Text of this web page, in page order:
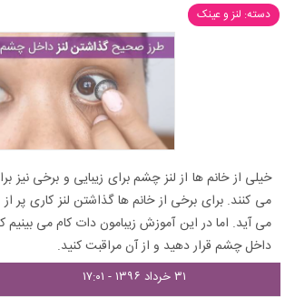
دسته: لنز و عینک
خیلی از خانم ها از لنز چشم برای زیبایی و برخی نیز
می کنند. برای برخی از خانم ها گذاشتن لنز کاری
می آید. اما در این آموزش زیبامون دات کام می بینیم
داخل چشم قرار دهید و از آن مراقبت کنید.
۳۱ خرداد ۱۳۹۶ - ۱۷:۰۱